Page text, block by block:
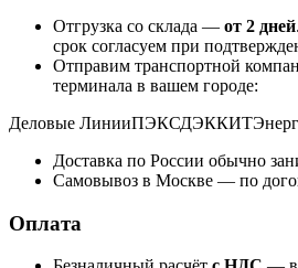
Отгрузка со склада — от 2 дней
срок согласуем при
Отправим транспортной
терминала в вашем городе:
Деловые ЛинииПЭКСДЭККИТ
Доставка по России обычно
Самовывоз в Москве — по
Оплата